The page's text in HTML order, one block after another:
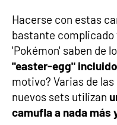
Hacerse con estas
bastante
'Pokémon' saben de
"easter-egg"
motivo? Varias de
nuevos sets utilizan
camufla a nada más